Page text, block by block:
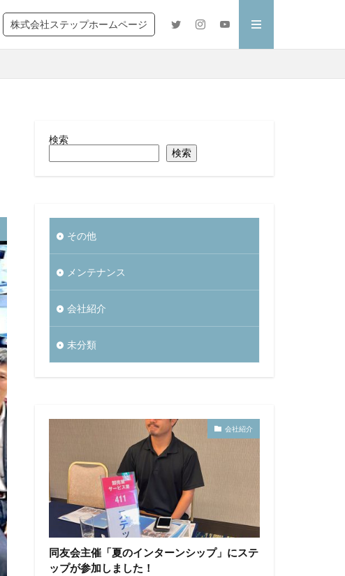
株式会社ステップホームページ
検索
検索
その他
メンテナンス
会社紹介
未分類
会社紹介
同友会主催「夏のインターンシップ」にステ
ップが参加しました！